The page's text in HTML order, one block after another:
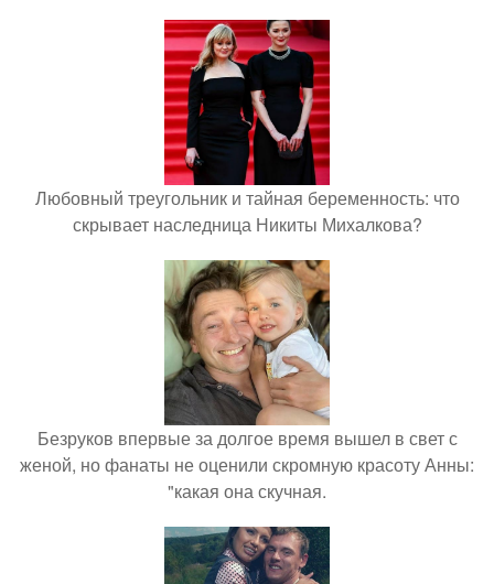
Любовный треугольник и тайная беременность: что
скрывает наследница Никиты Михалкова?
Безруков впервые за долгое время вышел в свет с
женой, но фанаты не оценили скромную красоту Анны:
"какая она скучная.